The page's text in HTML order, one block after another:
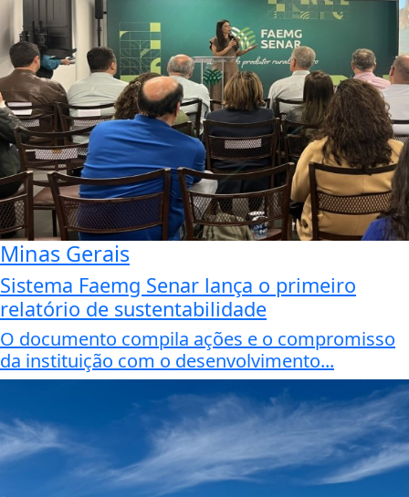
Minas Gerais
Sistema Faemg Senar lança o primeiro
relatório de sustentabilidade
O documento compila ações e o compromisso
da instituição com o desenvolvimento...